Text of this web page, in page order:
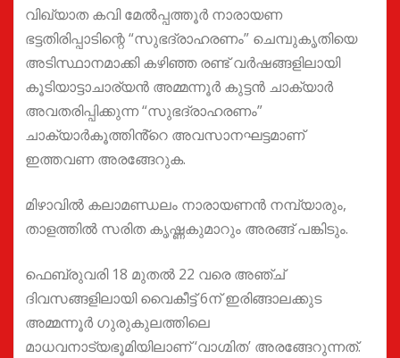
വിഖ്യാത കവി മേൽപ്പത്തൂർ നാരായണ
ഭട്ടതിരിപ്പാടിന്റെ “സുഭദ്രാഹരണം” ചെമ്പുകൃതിയെ
അടിസ്ഥാനമാക്കി കഴിഞ്ഞ രണ്ട് വർഷങ്ങളിലായി
കൂടിയാട്ടാചാര്യൻ അമ്മന്നൂർ കുട്ടൻ ചാക്യാർ
അവതരിപ്പിക്കുന്ന “സുഭദ്രാഹരണം”
ചാക്യാർകൂത്തിൻ്റെ അവസാനഘട്ടമാണ്
ഇത്തവണ അരങ്ങേറുക.
മിഴാവിൽ കലാമണ്ഡലം നാരായണൻ നമ്പ്യാരും,
താളത്തിൽ സരിത കൃഷ്ണകുമാറും അരങ്ങ് പങ്കിടും.
ഫെബ്രുവരി 18 മുതൽ 22 വരെ അഞ്ച്
ദിവസങ്ങളിലായി വൈകീട്ട് 6ന് ഇരിങ്ങാലക്കുട
അമ്മന്നൂർ ഗുരുകുലത്തിലെ
മാധവനാട്യഭൂമിയിലാണ് ‘വാഗ്മിത’ അരങ്ങേറുന്നത്.